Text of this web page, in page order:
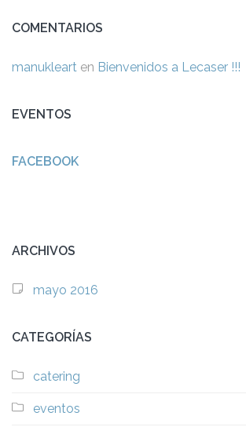
COMENTARIOS
manukleart en Bienvenidos a Lecaser !!!
EVENTOS
FACEBOOK
ARCHIVOS
mayo 2016
CATEGORÍAS
catering
eventos